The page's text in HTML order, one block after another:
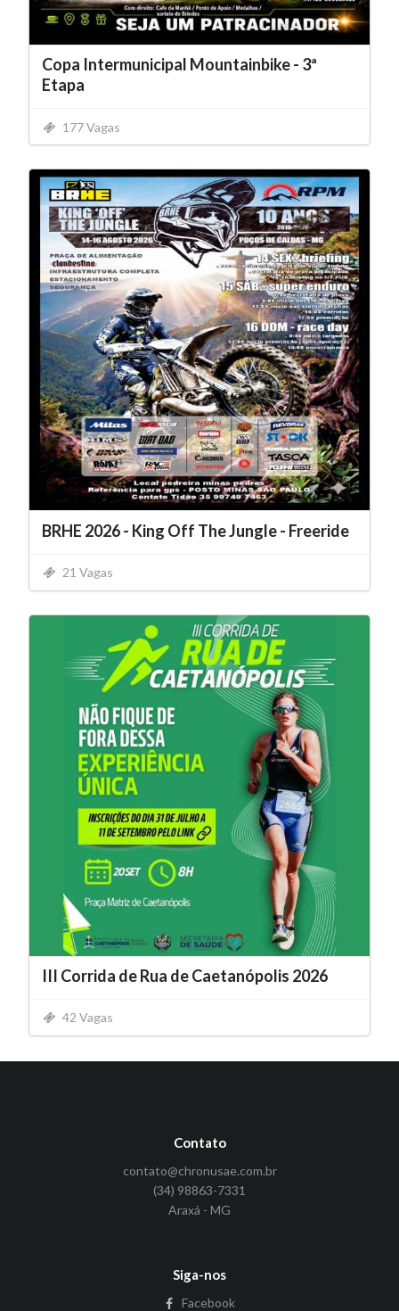
Copa Intermunicipal Mountainbike - 3ª
Etapa
177 Vagas
BRHE 2026 - King Off The Jungle - Freeride
21 Vagas
III Corrida de Rua de Caetanópolis 2026
42 Vagas
Contato
contato@chronusae.com.br
(34) 98863-7331
Araxá - MG
Siga-nos
Facebook